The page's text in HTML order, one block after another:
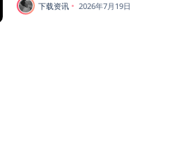
下载资讯 2026年7月19日